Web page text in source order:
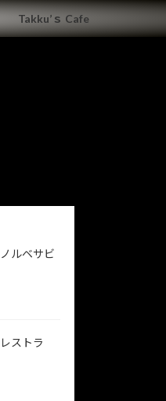
Takku’ｓ Cafe
ルベサビ
ストラ